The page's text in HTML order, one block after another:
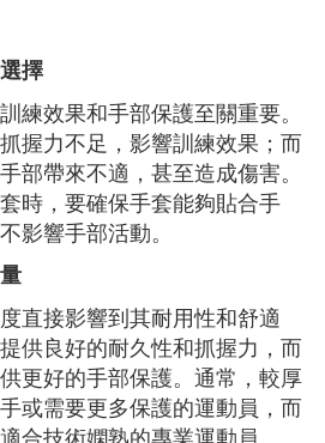
擇
練效果和手部保護至關重要。
握力不足，影響訓練效果；而
部帶來不適，甚至造成傷害。
時，要確保手套能夠貼合手
影響手部活動。
直接影響到其耐用性和舒適
供良好的耐久性和抓握力，而
更好的手部保護。通常，較厚
或需要更多保護的運動員，而
合技術嫻熟的專業運動員。